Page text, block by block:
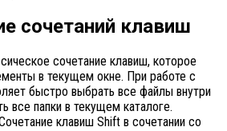
сочетаний клавиш
сочетание клавиш, которое
в текущем окне. При работе с
быстро выбрать все файлы внутри
все папки в текущем каталоге.
клавиш Shift в сочетании со